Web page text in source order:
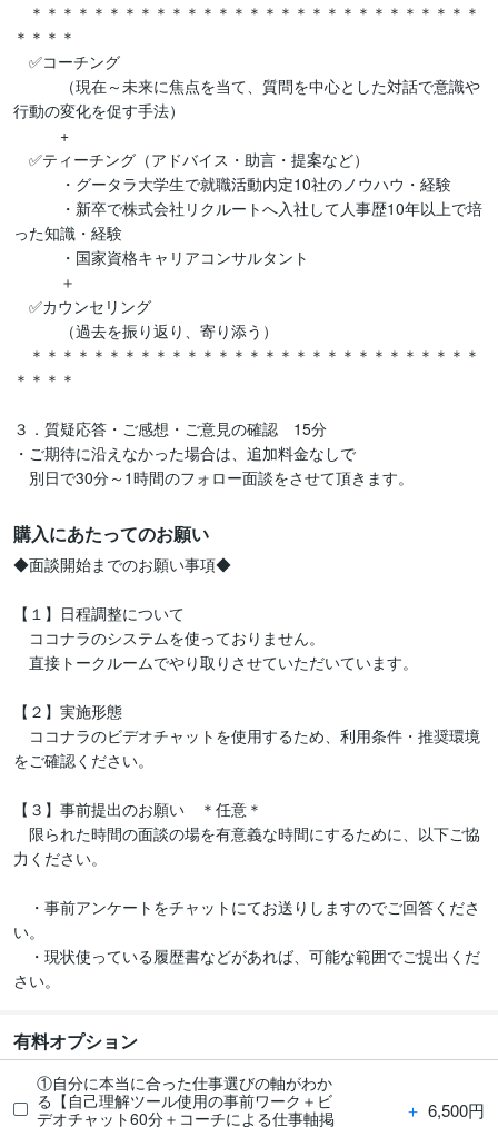
＊＊＊＊＊＊＊＊＊＊＊＊＊＊＊＊＊＊＊＊＊＊＊＊＊＊＊＊＊
＊＊＊＊
✅コーチング
（現在～未来に焦点を当て、質問を中心とした対話で意識や
行動の変化を促す手法）
+
✅ティーチング（アドバイス・助言・提案など）
・グータラ大学生で就職活動内定10社のノウハウ・経験
・新卒で株式会社リクルートへ入社して人事歴10年以上で培
った知識・経験
・国家資格キャリアコンサルタント
＋
✅カウンセリング
（過去を振り返り、寄り添う）
＊＊＊＊＊＊＊＊＊＊＊＊＊＊＊＊＊＊＊＊＊＊＊＊＊＊＊＊＊
＊＊＊＊
３．質疑応答・ご感想・ご意見の確認　15分
・ご期待に沿えなかった場合は、追加料金なしで
購入にあたってのお願い
◆面談開始までのお願い事項◆
【１】日程調整について
ココナラのシステムを使っておりません。
直接トークルームでやり取りさせていただいています。
【２】実施形態
ココナラのビデオチャットを使用するため、利用条件・推奨環境
をご確認ください。
【３】事前提出のお願い　＊任意＊
限られた時間の面談の場を有意義な時間にするために、以下ご協
力ください。
・事前アンケートをチャットにてお送りしますのでご回答くださ
い。
・現状使っている履歴書などがあれば、可能な範囲でご提出くだ
有料オプション
①自分に本当に合った仕事選びの軸がわか
る【自己理解ツール使用の事前ワーク＋ビ
デオチャット60分＋コーチによる仕事軸掲
＋ 6,500円